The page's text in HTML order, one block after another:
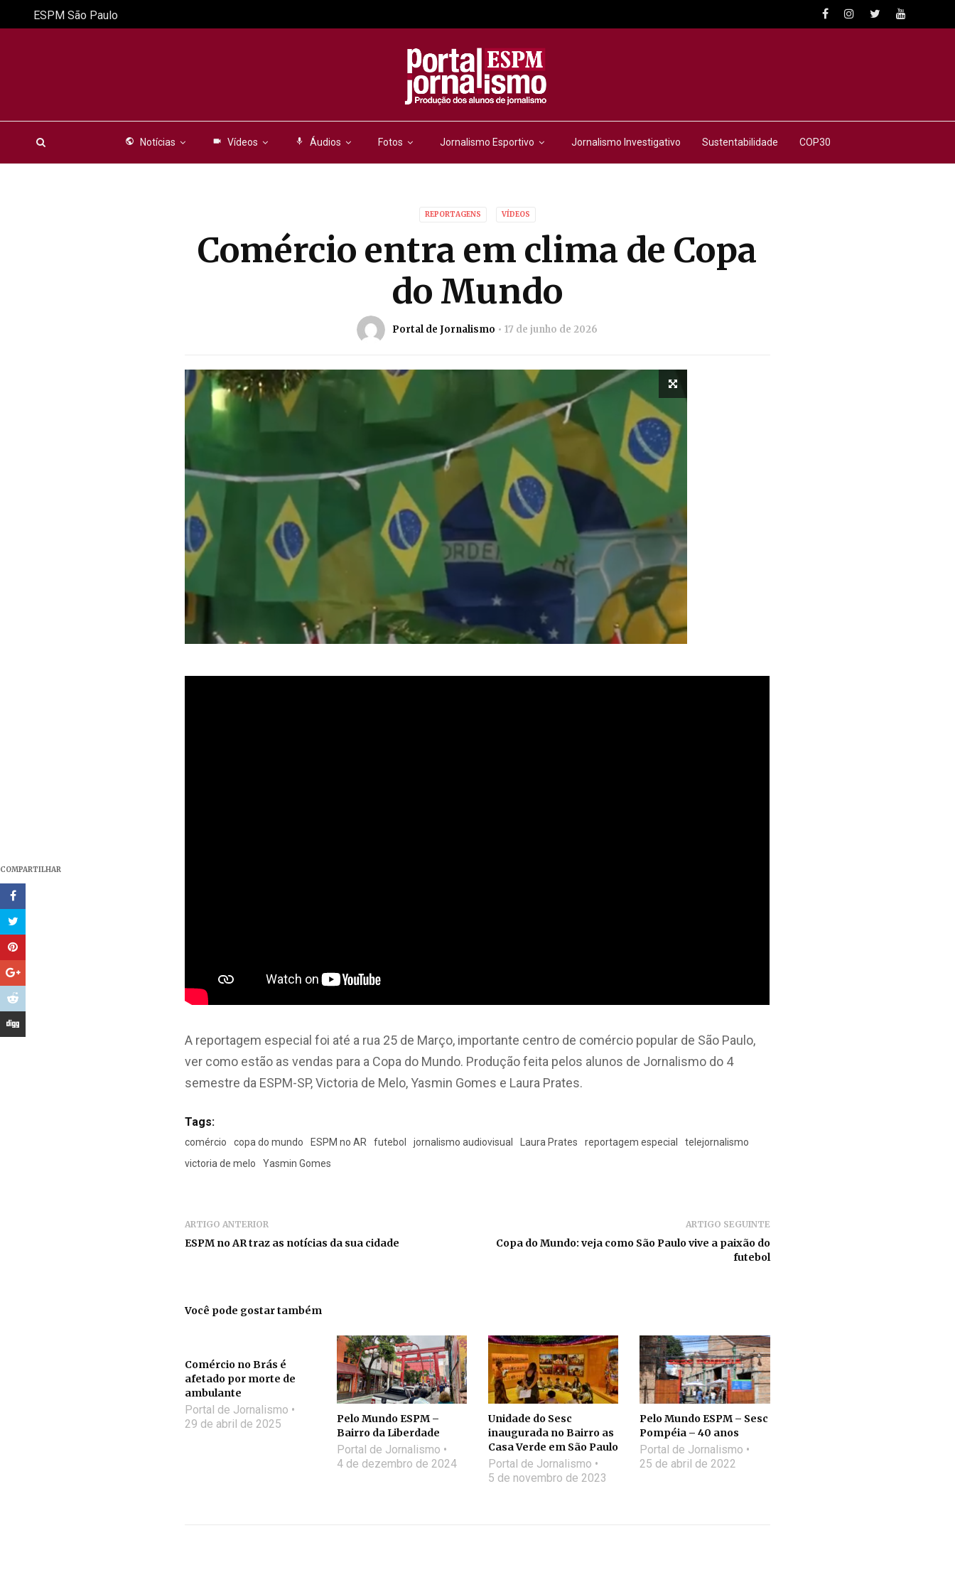
public Notícias videocam Vídeos mic Áudios Fotos Jornalismo Esportivo Jornalismo Investigativo Sustentabilidade COP30
ESPM São Paulo
REPORTAGENS VÍDEOS
Comércio entra em clima de Copa
do Mundo
Portal de Jornalismo 17 de junho de 2026
COMPARTILHAR
A reportagem especial foi até a rua 25 de Março, importante centro de comércio popular de São Paulo,
ver como estão as vendas para a Copa do Mundo. Produção feita pelos alunos de Jornalismo do 4
semestre da ESPM-SP, Victoria de Melo, Yasmin Gomes e Laura Prates.
Tags:
comércio copa do mundo ESPM no AR futebol jornalismo audiovisual Laura Prates reportagem especial
telejornalismo
victoria de melo
Yasmin Gomes
ARTIGO ANTERIOR
ESPM no AR traz as notícias da sua cidade
ARTIGO SEGUINTE
Copa do Mundo: veja como São Paulo vive a paixão do
futebol
Você pode gostar também
Comércio no Brás é
afetado por morte de
ambulante
Portal de Jornalismo
29 de abril de 2025
Pelo Mundo ESPM –
Bairro da Liberdade
Portal de Jornalismo
4 de dezembro de 2024
Unidade do Sesc
inaugurada no Bairro as
Casa Verde em São Paulo
Portal de Jornalismo
5 de novembro de 2023
Pelo Mundo ESPM – Sesc
Pompéia – 40 anos
Portal de Jornalismo
25 de abril de 2022